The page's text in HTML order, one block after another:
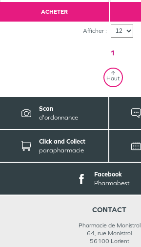
ACHETER
Afficher :
1
Haut
Scan
d'ordonnance
Click and Collect
parapharmacie
Facebook
Pharmabest
CONTACT
Pharmacie de Monistrol
64, rue Monistrol
56100 Lorient